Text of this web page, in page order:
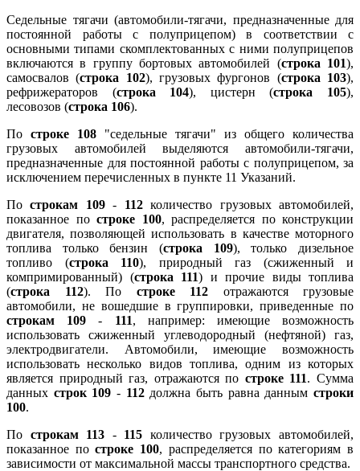
Седельные тягачи (автомобили-тягачи, предназначенные для
постоянной работы с полуприцепом) в соответствии с
основными типами скомплектованных с ними полуприцепов
включаются в группу бортовых автомобилей (строка 101),
самосвалов (строка 102), грузовых фургонов (строка 103),
рефрижераторов (строка 104), цистерн (строка 105),
лесовозов (строка 106).
По строке 108 "седельные тягачи" из общего количества
грузовых автомобилей выделяются автомобили-тягачи,
предназначенные для постоянной работы с полуприцепом, за
исключением перечисленных в пункте 11 Указаний.
Построкам 109- 112количество грузовых автомобилей,
показанное по строке 100, распределяется по конструкции
двигателя, позволяющей использовать в качестве моторного
топлива только бензин (строка 109), только дизельное
топливо (строка 110), природный газ (сжиженный и
компримированный) (строка 111) и прочие виды топлива
(строка 112). По строке 112 отражаются грузовые
автомобили, не вошедшие в группировки, приведенные по
строкам 109 - 111, например: имеющие возможность
использовать сжиженный углеводородный (нефтяной) газ,
электродвигатели. Автомобили, имеющие возможность
использовать несколько видов топлива, одним из которых
является природный газ, отражаются по строке 111. Сумма
данных строк 109 - 112 должна быть равна даннымстроки
100.
По строкам 113 - 115 количество грузовых автомобилей,
показанное построке 100, распределяется по категориям в
зависимости от максимальной массы транспортного средства.